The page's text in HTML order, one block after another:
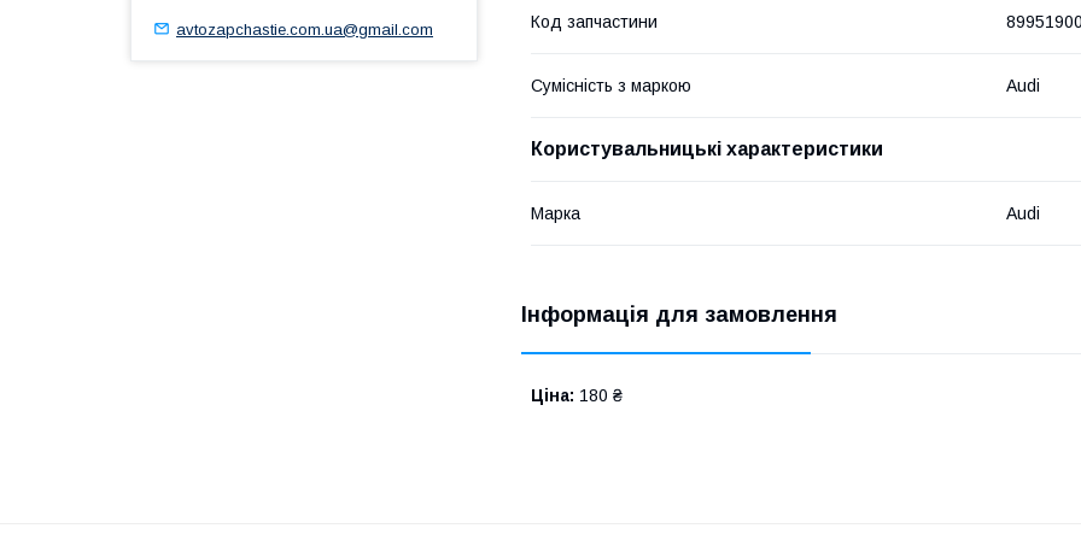
Код запчастини
Сумісність з маркою Audi
Користувальницькі характеристики
Марка Audi
Інформація для замовлення
Ціна: 180 ₴
avtozapchastie.com.ua@gmail.com